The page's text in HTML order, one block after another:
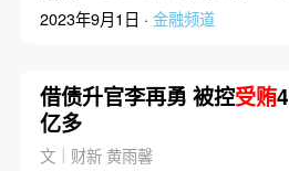
2023年9月1日 · 金融频道
借债升官李再勇 被控受贿4
亿多
文｜财新 黄雨馨